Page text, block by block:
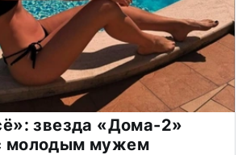
звезда «Дома-2»
молодым мужем